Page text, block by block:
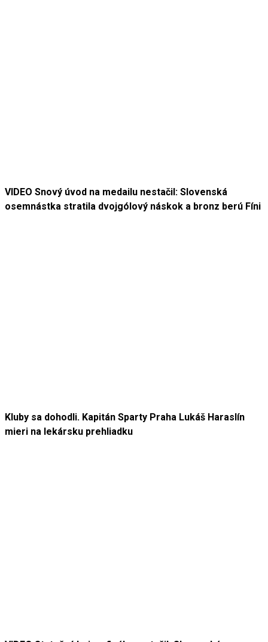
VIDEO Snový úvod na medailu nestačil: Slovenská
osemnástka stratila dvojgólový náskok a bronz berú Fíni
Kluby sa dohodli. Kapitán Sparty Praha Lukáš Haraslín
mieri na lekársku prehliadku